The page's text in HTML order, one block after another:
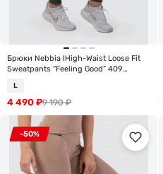
Брюки Nebbia IHigh-Waist Loose Fit
Sweatpants “Feeling Good” 409
L
9 190₽
4 490 ₽
-50%